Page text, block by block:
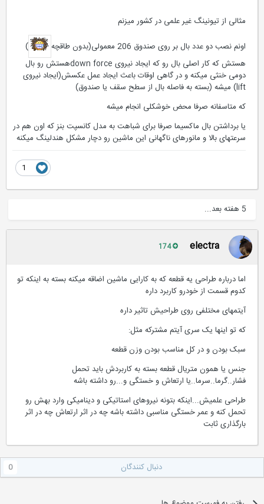
مثالی از تیونینگ غیر علمی در کشور میزنم
اونم نصب دو عدد بال بر روی صندوق 206 معمولی(بدون طاقچه
)
هستش که کار اصلی بال رو که ایجاد نیروی down forceهستش رو بال
دومی خنثی میکنه و در گاهی اوقات باعث ایجاد عمل عکسش(ایجاد نیروی
lift) میشه (بسته به فاصله بال از سطح سقف یا صندوق)
که متاسفانه صرفا محض خوشکلی انجام میشه
یا برداشتن بال ماکسیما صرفا برای شباهت به مدل کانسپت بنز که اون هم در
سرعتهای بالا و مانورهای ناگهانی این ماشین رو دچار مشکل هندلینگ میکنه
electra
اما درباره طراحی یه قطعه که به کارایی ماشین اضاقه میکنه بسته به اینکه تو
کدوم قسمت از خودرو کاربرد داره
آیتمهای مختلفی روی طراحیش تاثیر داره
که تو اینها یک سری آیتم مشترکه مثل:
سبک بودن و در کل مناسب بودن وزن قطعه
جنس یا همون متریال قطعه بسته به کاربردش باید تحمل
فشار..گرما..سرما..یا ارتعاش و خستگی و...رو داشته باشه
طراحی علمیش...اینکه بتونه نیروهای استاتیکی و دینامیکی وارد بهش رو
تحمل کنه و عمر خستگی مناسبی داشته باشه چه در اثر ارتعاش چه در اثر
بارگذاری ثابت
دنبال کنندگان